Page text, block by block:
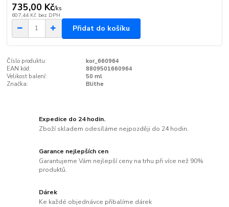
735,00 Kč/ks
607,44 Kč bez DPH
Přidat do košíku
Číslo produktu:
kor_660964
EAN kód:
8809501660964
Velikost balení:
50 ml
Značka:
Blithe
Expedice do 24 hodin.
Zboží skladem odesíláme nejpozději do 24 hodin.
Garance nejlepších cen
Garantujeme Vám nejlepší ceny na trhu při více než 90%
produktů.
Dárek
Ke každé objednávce přibalíme dárek